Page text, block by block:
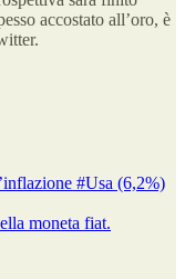
accostato all’oro, è
#Usa (6,2%)
moneta fiat.